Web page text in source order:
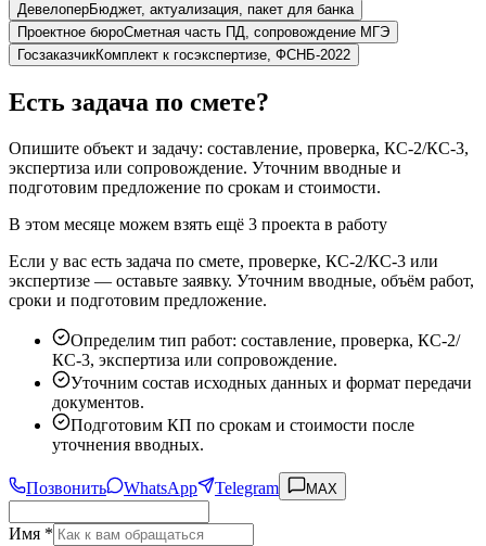
ДевелоперБюджет, актуализация, пакет для банка
Проектное бюроСметная часть ПД, сопровождение МГЭ
ГосзаказчикКомплект к госэкспертизе, ФСНБ-2022
Есть задача по смете?
Опишите объект и задачу: составление, проверка, КС-2/КС-3,
экспертиза или сопровождение. Уточним вводные и
подготовим предложение по срокам и стоимости.
В этом месяце можем взять ещё 3 проекта в работу
Если у вас есть задача по смете, проверке, КС-2/КС-3 или
экспертизе — оставьте заявку. Уточним вводные, объём работ,
сроки и подготовим предложение.
Определим тип работ: составление, проверка, КС-2/
КС-3, экспертиза или сопровождение.
Уточним состав исходных данных и формат передачи
документов.
Подготовим КП по срокам и стоимости после
уточнения вводных.
Позвонить WhatsApp Telegram MAX
Имя *